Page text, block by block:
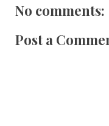
No comments:
Post a